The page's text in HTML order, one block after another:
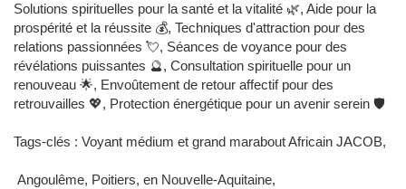
Solutions spirituelles pour la santé et la vitalité 🌿, Aide pour la
prospérité et la réussite 💰, Techniques d'attraction pour des
relations passionnées 💘, Séances de voyance pour des
révélations puissantes 🔮, Consultation spirituelle pour un
renouveau 🌟, Envoûtement de retour affectif pour des
retrouvailles 💖, Protection énergétique pour un avenir serein 🛡️
Tags-clés : Voyant médium et grand marabout Africain JACOB,
Angoulême, Poitiers, en Nouvelle-Aquitaine,